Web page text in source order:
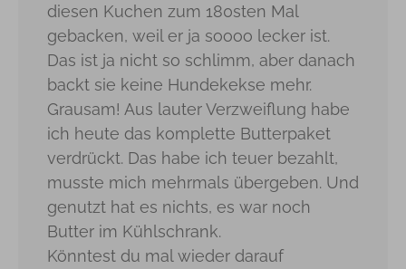
diesen Kuchen zum 180sten Mal
gebacken, weil er ja soooo lecker ist.
Das ist ja nicht so schlimm, aber danach
backt sie keine Hundekekse mehr.
Grausam! Aus lauter Verzweiflung habe
ich heute das komplette Butterpaket
verdrückt. Das habe ich teuer bezahlt,
musste mich mehrmals übergeben. Und
genutzt hat es nichts, es war noch
Butter im Kühlschrank.
Könntest du mal wieder darauf